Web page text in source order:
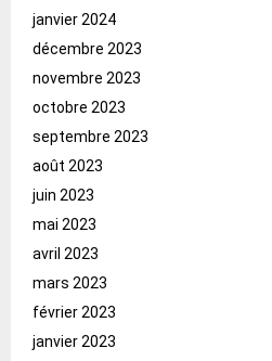
janvier 2024
décembre 2023
novembre 2023
octobre 2023
septembre 2023
août 2023
juin 2023
mai 2023
avril 2023
mars 2023
février 2023
janvier 2023